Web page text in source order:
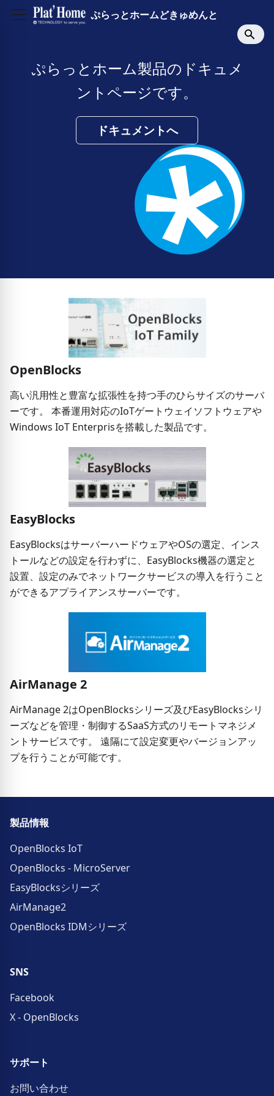
ぷらっとホームどきゅめんと
ぷらっとホーム製品のドキュメ
ントページです。
ドキュメントへ
OpenBlocks
高い汎用性と豊富な拡張性を持つ手のひらサイズのサーバ
ーです。 本番運用対応のIoTゲートウェイソフトウェアや
Windows IoT Enterprisを搭載した製品です。
EasyBlocks
EasyBlocksはサーバーハードウェアやOSの選定、インス
トールなどの設定を行わずに、EasyBlocks機器の選定と
設置、設定のみでネットワークサービスの導入を行うこと
ができるアプライアンスサーバーです。
AirManage 2
AirManage 2はOpenBlocksシリーズ及びEasyBlocksシリ
ーズなどを管理・制御するSaaS方式のリモートマネジメ
ントサービスです。 遠隔にて設定変更やバージョンアッ
プを行うことが可能です。
製品情報
OpenBlocks IoT
OpenBlocks - MicroServer
EasyBlocksシリーズ
AirManage2
OpenBlocks IDMシリーズ
SNS
Facebook
X - OpenBlocks
サポート
お問い合わせ